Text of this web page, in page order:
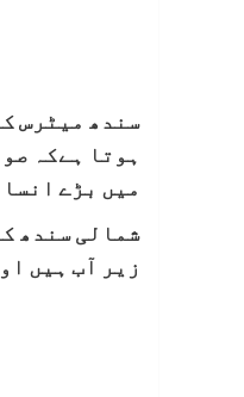
سندھ میٹرس
ہوتا ہےکہ
میں بڑے
زیر آب ہیں